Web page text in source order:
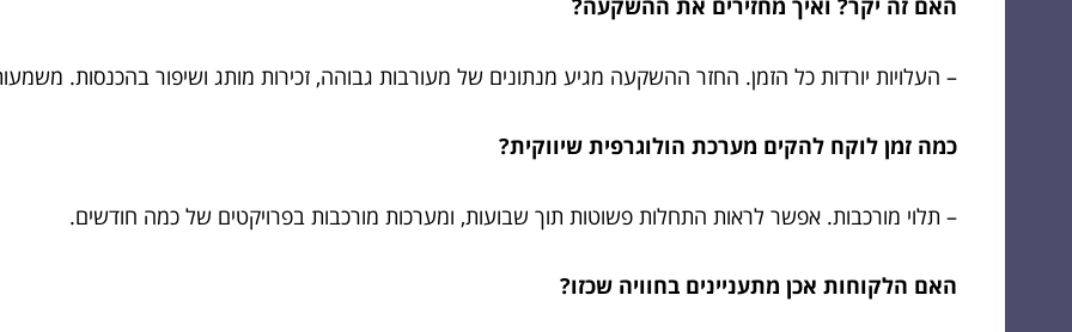
האם זה יקר? ואיך מחזירים את ההשקעה?
– העלויות יורדות כל הזמן. החזר ההשקעה מגיע מנתונים של מעורבות גבוהה, זכירות מותג ושיפור בהכנסות.
כמה זמן לוקח להקים מערכת הולוגרפית שיווקית?
– תלוי מורכבות. אפשר לראות התחלות פשוטות תוך שבועות, ומערכות מורכבות בפרויקטים של כמה חודשים.
האם הלקוחות אכן מתעניינים בחוויה שכזו?